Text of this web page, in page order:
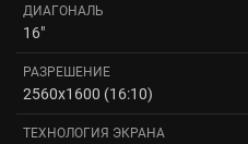
ДИАГОНАЛЬ
16"
РАЗРЕШЕНИЕ
2560x1600 (16:10)
ТЕХНОЛОГИЯ ЭКРАНА